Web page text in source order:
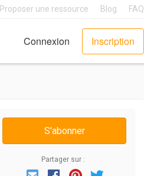
Proposer une ressource Blog FAQ
Connexion Inscription
S'abonner
Partager sur :